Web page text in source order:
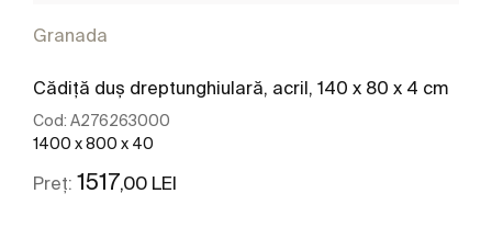
Granada
Cădiță duș dreptunghiulară, acril, 140 x 80 x 4 cm
Cod: A276263000
1400 x 800 x 40
Preț: 1517,00 LEI